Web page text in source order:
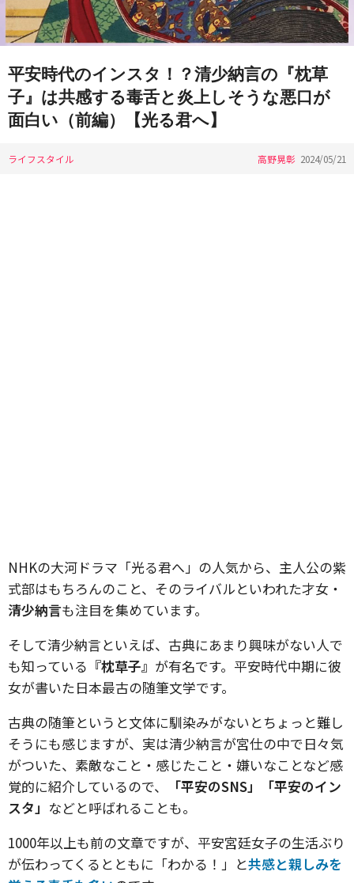
平安時代のインスタ！？清少納言の『枕草
子』は共感する毒舌と炎上しそうな悪口が
面白い（前編）【光る君へ】
ライフスタイル 高野晃彰 2024/05/21
NHKの大河ドラマ「光る君へ」の人気から、主人公の紫
式部はもちろんのこと、そのライバルといわれた才女・
清少納言も注目を集めています。
そして清少納言といえば、古典にあまり興味がない人で
も知っている 『枕草子』 が有名です。平安時代中期に彼
女が書いた日本最古の随筆文学です。
古典の随筆というと文体に馴染みがないとちょっと難し
そうにも感じますが、実は清少納言が宮仕の中で日々気
がついた、素敵なこと・感じたこと・嫌いなことなど感
覚的に紹介しているので、
「平安のSNS」「平安のイン
スタ」 などと呼ばれることも。
1000年以上も前の文章ですが、平安宮廷女子の生活ぶり
が伝わってくるとともに「わかる！」と共感と親しみを